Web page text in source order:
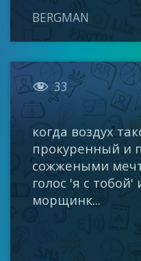
BERGMAN
 33
когда воздух
прокуренный и
сожжеными
голос 'я с
морщинк...